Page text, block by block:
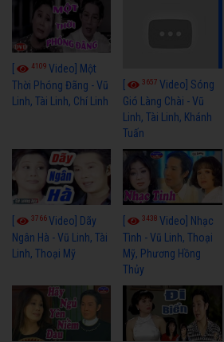
4109 Video] Một
Thời Phóng Đãng - Vũ
Linh, Tài Linh, Chí Linh
3657Video] Sóng
Gió Làng Chài - Vũ
Linh, Tài Linh, Khánh
Tuấn
3766Video] Dãy
Ngân Hà - Vũ Linh, Tài
Linh, Thoại Mỹ
3438Video] Nhạc
Tình - Vũ Linh, Thoại
Mỹ, Phương Hồng
Thủy